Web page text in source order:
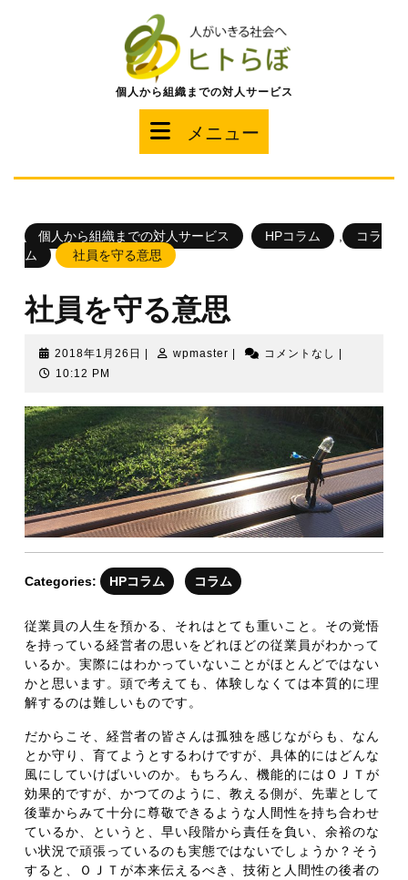
プ
個人から組織までの対人サービス
メニュー
ニ
ー
個人から組織までの対人サービス HPコラム
コラ
ム
社員を守る意思
社員を守る意思
2018年1月26日
2018
月
26
日
wpmaster wpmasterコメントなし
10:12 PM
Categories: HPコラム コラム
従業員の人生を預かる、それはとても重いこと。その覚悟
を持っている経営者の思いをどれほどの従業員がわかって
いるか。実際にはわかっていないことがほとんどではない
かと思います。頭で考えても、体験しなくては本質的に理
解するのは難しいものです。
だからこそ、経営者の皆さんは孤独を感じながらも、なん
とか守り、育てようとするわけですが、具体的にはどんな
風にしていけばいいのか。もちろん、機能的にはＯＪＴが
効果的ですが、かつてのように、教える側が、先輩として
後輩からみて十分に尊敬できるような人間性を持ち合わせ
ているか、というと、早い段階から責任を負い、余裕のな
い状況で頑張っているのも実態ではないでしょうか？そう
すると、ＯＪＴが本来伝えるべき、技術と人間性の後者の